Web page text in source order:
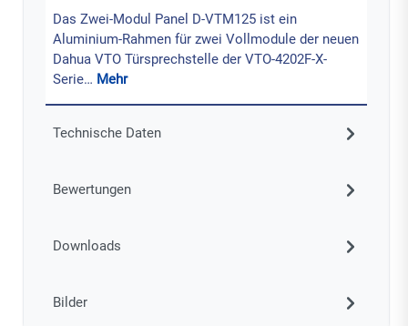
Das Zwei-Modul Panel D-VTM125 ist ein
Aluminium-Rahmen für zwei Vollmodule der neuen
Dahua VTO Türsprechstelle der VTO-4202F-X-
Serie… Mehr
Technische Daten
Bewertungen
Downloads
Bilder